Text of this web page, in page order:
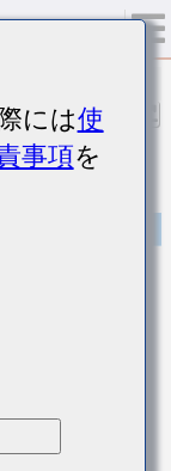
には使
事項を